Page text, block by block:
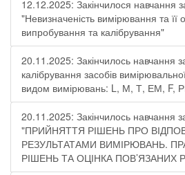
12.12.2025: Закінчилося навчання
"Невизначеність вимірювання та її
випробування та калібрування"
20.11.2025: Закінчилось навчання
калібрування засобів
видом вимірювань: L, М, Т, ЕМ, F,
20.11.2025: Закінчилось навчання
"ПРИЙНЯТТЯ РІШЕНЬ ПРО
РЕЗУЛЬТАТАМИ ВИМІРЮВАНЬ.
РІШЕНЬ ТА ОЦІНКА ПОВ’ЯЗАНИХ